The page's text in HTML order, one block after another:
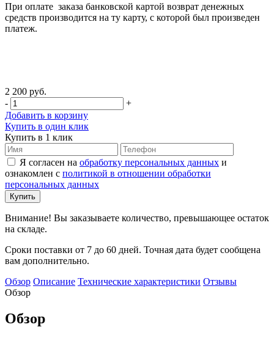
При оплате заказа банковской картой возврат денежных
средств производится на ту карту, с которой был произведен
платеж.
2 200 руб.
-
+
Добавить в корзину
Купить в один клик
Купить в 1 клик
Я согласен на обработку персональных данных и
ознакомлен с политикой в отношении обработки
персональных данных
Внимание! Вы заказываете количество, превышающее остаток
на складе.
Сроки поставки от 7 до 60 дней. Точная дата будет сообщена
вам дополнительно.
Обзор Описание Технические характеристики Отзывы
Обзор
Обзор